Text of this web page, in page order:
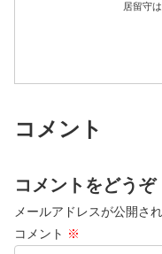
居留守
コメント
コメントをどうぞ
メールアドレスが公開さ
コメント ※